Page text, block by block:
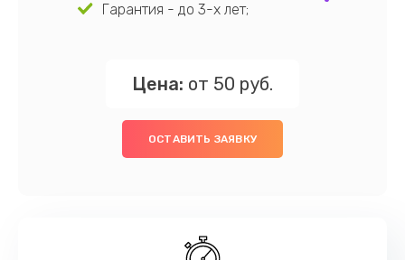
Гарантия - до 3-х лет;
Цена: от 50 руб.
ОСТАВИТЬ ЗАЯВКУ